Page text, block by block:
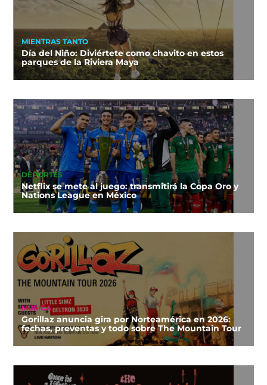
MIENTRAS TANTO
Día del Niño: Diviértete como chavito en estos
parques de la Riviera Maya
DEPORTES
Netflix se mete al juego: transmitirá la Copa Oro y
Nations League en México
MÚSICA
Gorillaz anuncia gira por Norteamérica en 2026:
fechas, preventas y todo sobre The Mountain Tour